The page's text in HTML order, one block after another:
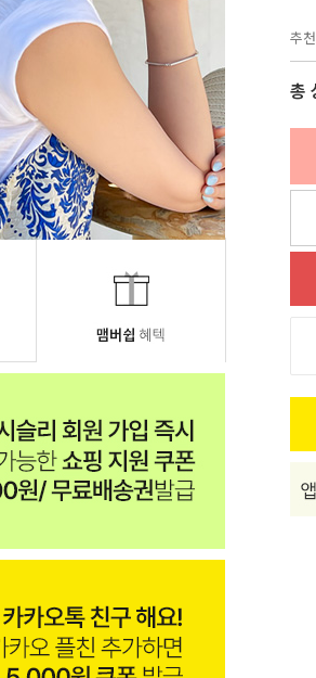
추
총